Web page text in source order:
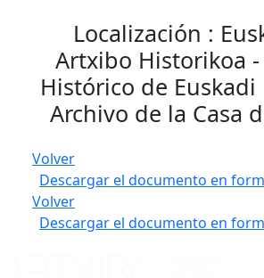
Localización :
Artxibo Historikoa
Histórico de
Archivo de la Casa
Volver
Descargar el documento en
Volver
Descargar el documento en